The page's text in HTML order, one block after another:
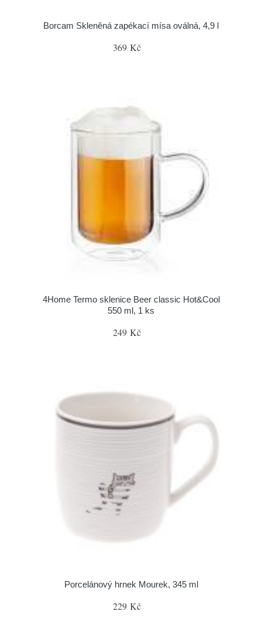
Borcam Skleněná zapékací mísa oválná, 4,9 l
369 Kč
4Home Termo sklenice Beer classic Hot&Cool
550 ml, 1 ks
249 Kč
Porcelánový hrnek Mourek, 345 ml
229 Kč